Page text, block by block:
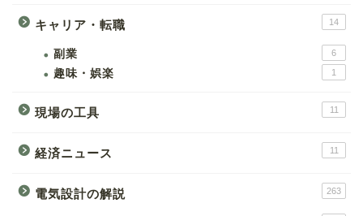
キャリア・転職 14
副業 6
趣味・娯楽 1
現場の工具 11
経済ニュース 11
電気設計の解説 263